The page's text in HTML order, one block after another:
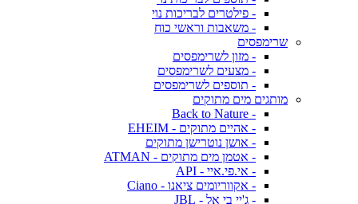
- פילטרים לבריכות נוי
- משאבות וראשי כוח
שרימפסים
- מזון לשרימפסים
- מצעים לשרימפסים
- תוספים לשרימפסים
מותגים מים מתוקים
- Back to Nature
- אהיים מתוקים - EHEIM
- אושן נוטרישן מתוקים
- אטמן מים מתוקים - ATMAN
- אי.פי.איי - API
- אקווריומים ציאנו - Ciano
- ג'יי בי אל - JBL